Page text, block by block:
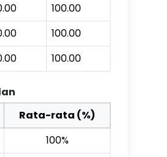
100.00
100.00
100.00
Rata-rata (%)
100%